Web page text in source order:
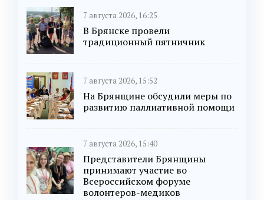
7 августа 2026, 16:25
В Брянске провели
традиционный пятничник
7 августа 2026, 15:52
На Брянщине обсудили меры по
развитию паллиативной помощи
7 августа 2026, 15:40
Представители Брянщины
принимают участие во
Всероссийском форуме
волонтеров-медиков